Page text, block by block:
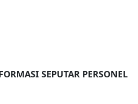
SEPUTAR PERSONEL